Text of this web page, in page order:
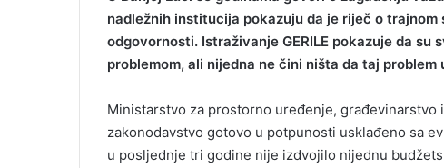
nadležnih institucija pokazuju da je riječ o
odgovornosti. Istraživanje GERILE pokazuje da
problemom, ali nijedna ne čini ništa da taj problem
Ministarstvo za prostorno uređenje,
zakonodavstvo gotovo u potpunosti usklađeno sa
u posljednje tri godine nije izdvojilo nijednu